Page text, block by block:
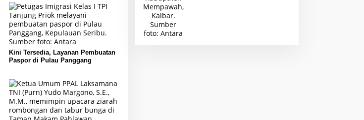
Kini Tersedia, Layanan Pembuatan
Paspor di Pulau Panggang